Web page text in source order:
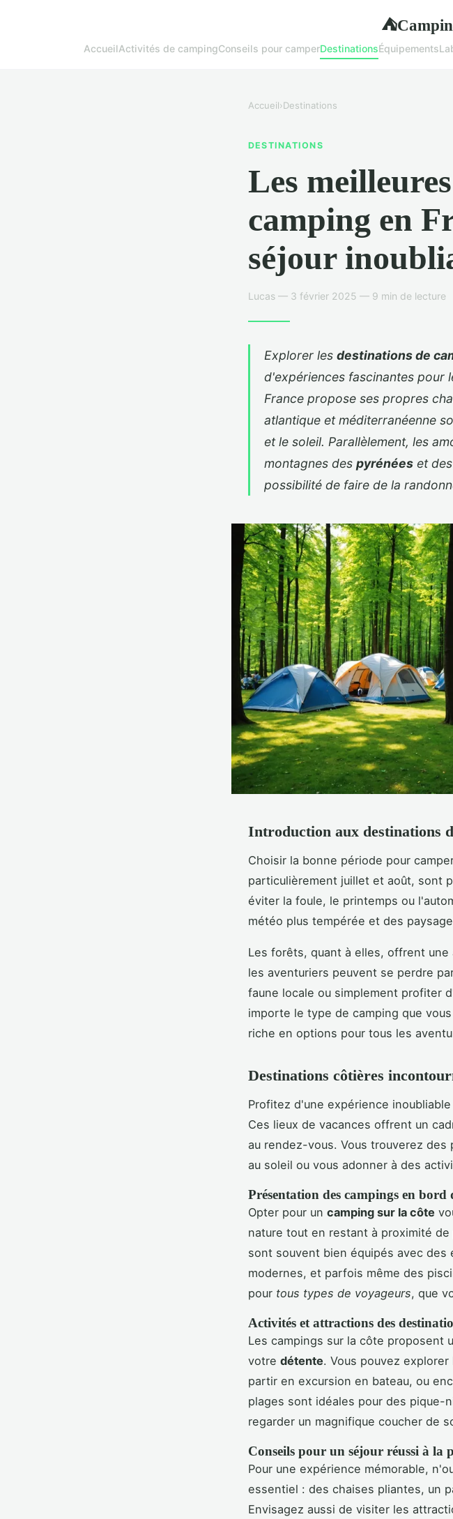
⛺
AccueilActivités de campingConseils pour camperDestinationsÉquipements
Accueil›Destinations
DESTINATIONS
Les
camping en
séjour
Lucas — 3 février 2025 — 9 min de lecture
Explorer les destinations de
d'expériences fascinantes pour
France propose ses propres
atlantique et méditerranéenne
et le soleil. Parallèlement, les
montagnes des pyrénées et
possibilité de faire de la
Introduction aux destinations
Choisir la bonne période pour
particulièrement juillet et août, sont
éviter la foule, le printemps ou
météo plus tempérée et des
Les forêts, quant à elles, offrent
les aventuriers peuvent se perdre
faune locale ou simplement profiter
importe le type de camping que
riche en options pour tous les
Destinations côtières
Profitez d'une expérience
Ces lieux de vacances offrent un
au rendez-vous. Vous trouverez
au soleil ou vous adonner à des
Présentation des campings en bord
Opter pour un camping sur la côte
nature tout en restant à proximité
sont souvent bien équipés avec des
modernes, et parfois même des
pour tous types de voyageurs, que
Activités et attractions des
Les campings sur la côte proposent
votre détente. Vous pouvez
partir en excursion en bateau, ou
plages sont idéales pour des pique-
regarder un magnifique coucher de
Conseils pour un séjour réussi à la
Pour une expérience mémorable,
essentiel : des chaises pliantes, un
Envisagez aussi de visiter les